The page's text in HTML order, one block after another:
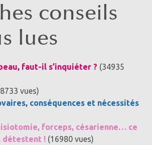
conseils
lues
faut-il s’inquiéter ? (34935
vues)
conséquences et nécessités
forceps, césarienne… ce
détestent ! (16980 vues)